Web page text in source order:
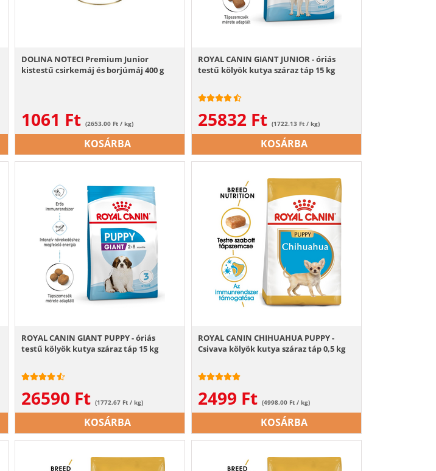
DOLINA NOTECI Premium Junior
kistestű csirkemáj és borjúmáj 400 g
1061 Ft (2653.00 Ft / kg)
KOSÁRBA
ROYAL CANIN GIANT JUNIOR - óriás
testű kölyök kutya száraz táp 15 kg
25832 Ft (1722.13 Ft / kg)
KOSÁRBA
ROYAL CANIN GIANT PUPPY - óriás
testű kölyök kutya száraz táp 15 kg
26590 Ft (1772.67 Ft / kg)
KOSÁRBA
ROYAL CANIN CHIHUAHUA PUPPY -
Csivava kölyök kutya száraz táp 0,5 kg
2499 Ft (4998.00 Ft / kg)
KOSÁRBA